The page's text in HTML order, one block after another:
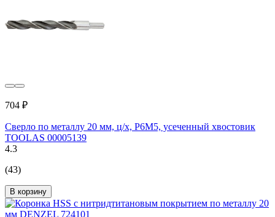
704 ₽
Сверло по металлу 20 мм, ц/х, Р6М5, усеченный хвостовик
TOOLAS 00005139
4.3
(43)
В корзину